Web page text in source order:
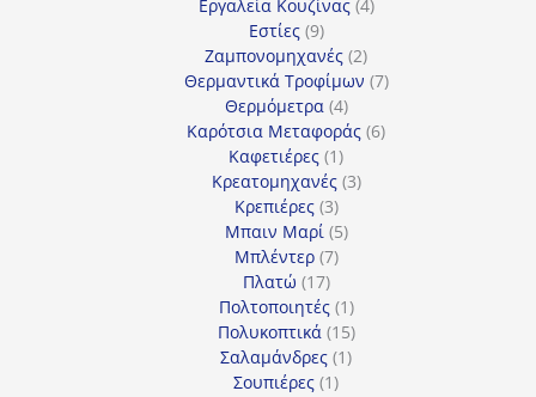
Εργαλεία Κουζίνας 4
Εστίες 99
προϊόντα
Ζαμπονομηχανές 22
προϊόντα
Θερμαντικά Τροφίμων 77
Θερμόμετρα 44
προϊόντα
Καρότσια Μεταφοράς 66
Καφετιέρες 11
προϊόν
Κρεατομηχανές 33
Κρεπιέρες 33
προϊόντα
Μπαιν Μαρί 55
Μπλέντερ 77
Πλατώ 1717
προϊόντα
Πολτοποιητές 11
προϊόν
Πολυκοπτικά 1515
προϊόντα
Σαλαμάνδρες 11
Σουπιέρες 11